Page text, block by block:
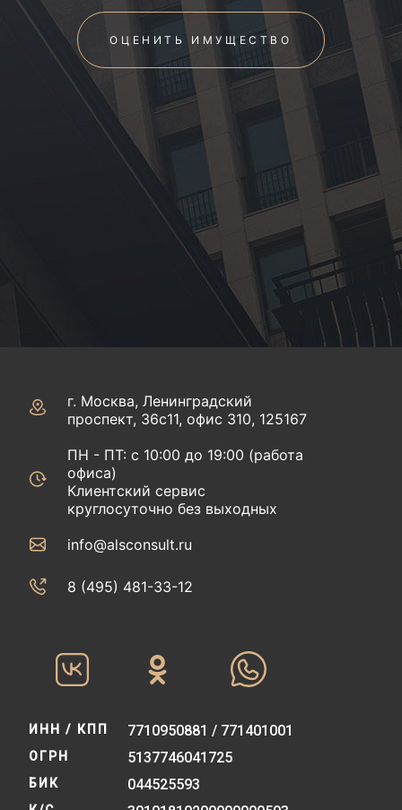
ОЦЕНИТЬ ИМУЩЕСТВО
г. Москва, Ленинградский
проспект, 36с11, офис 310, 125167
ПН - ПТ: с 10:00 до 19:00 (работа
офиса)
Клиентский сервис
круглосуточно без выходных
info@alsconsult.ru
8 (495) 481-33-12‬‬
ИНН / КПП 7710950881 / 771401001
ОГРН 5137746041725
БИК 044525593